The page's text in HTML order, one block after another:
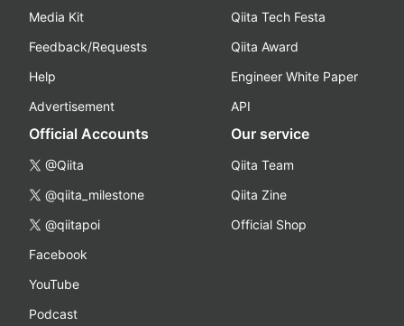
Media Kit
Feedback/Requests
Help
Advertisement
Qiita Tech Festa
Qiita Award
Engineer White Paper
API
Official Accounts
@Qiita
@qiita_milestone
@qiitapoi
Facebook
YouTube
Podcast
Our service
Qiita Team
Qiita Zine
Official Shop